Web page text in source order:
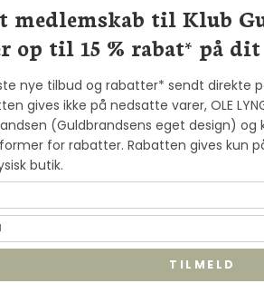
Lynggaard:
Stone armbånd
Lynggaard
medlemskab til Klub
op til 15 % rabat* på
nye tilbud og rabatter* sendt direkte
gives ikke på nedsatte varer, OLE
(Guldbrandsens eget design) og
for rabatter. Rabatten gives kun
butik.
TILMELD